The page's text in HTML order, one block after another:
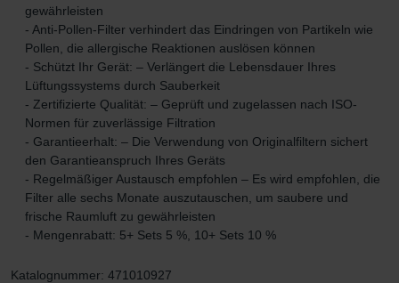
gewährleisten
- Anti-Pollen-Filter verhindert das Eindringen von Partikeln wie
Pollen, die allergische Reaktionen auslösen können
- Schützt Ihr Gerät: – Verlängert die Lebensdauer Ihres
Lüftungssystems durch Sauberkeit
- Zertifizierte Qualität: – Geprüft und zugelassen nach ISO-
Normen für zuverlässige Filtration
- Garantieerhalt: – Die Verwendung von Originalfiltern sichert
den Garantieanspruch Ihres Geräts
- Regelmäßiger Austausch empfohlen – Es wird empfohlen, die
Filter alle sechs Monate auszutauschen, um saubere und
frische Raumluft zu gewährleisten
- Mengenrabatt: 5+ Sets 5 %, 10+ Sets 10 %
Katalognummer: 471010927